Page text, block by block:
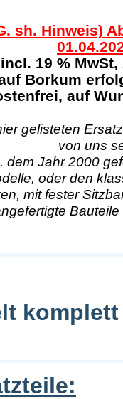
sh. Hinweis)
19 %
Borkum
auf
gelisteten
von uns
dem Jahr 2000
oder den
mit fester